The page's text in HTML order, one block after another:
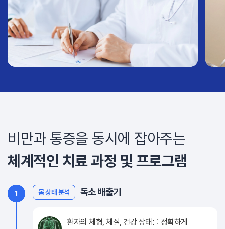
비만과 통증을 동시에 잡아주는
체계적인 치료 과정 및 프로그램
1 몸 상태 분석 독소 배출기
환자의 체형, 체질, 건강 상태를 정확하게